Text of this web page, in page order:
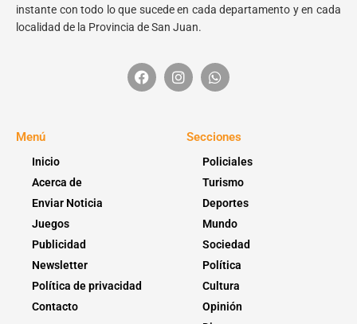
instante con todo lo que sucede en cada departamento y en cada
localidad de la Provincia de San Juan.
Menú
Inicio
Acerca de
Enviar Noticia
Juegos
Publicidad
Newsletter
Política de privacidad
Contacto
Secciones
Policiales
Turismo
Deportes
Mundo
Sociedad
Política
Cultura
Opinión